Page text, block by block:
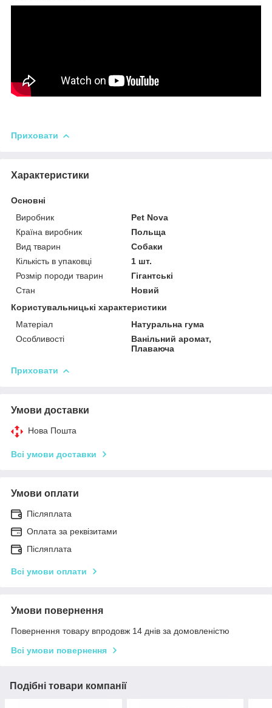
Приховати
Характеристики
Основні
Виробник
Pet Nova
Країна виробник
Польща
Вид тварин
Собаки
Кількість в упаковці
1 шт.
Розмір породи тварин
Гігантські
Стан
Новий
Користувальницькі характеристики
Матеріал
Натуральна гума
Особливості
Ванільний аромат,
Плаваюча
Приховати
Умови доставки
Нова Пошта
Всі умови доставки
Умови оплати
Післяплата
Оплата за реквізитами
Післяплата
Всі умови оплати
Умови повернення
Повернення товару впродовж 14 днів за домовленістю
Всі умови повернення
Подібні товари компанії